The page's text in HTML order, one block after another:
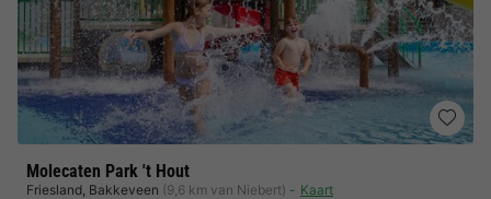
Molecaten Park 't Hout
Friesland, Bakkeveen (9,6 km van Niebert) Kaart